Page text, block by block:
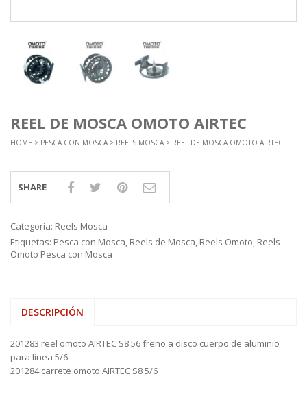
REEL DE MOSCA OMOTO AIRTEC
HOME > PESCA CON MOSCA > REELS MOSCA > REEL DE MOSCA OMOTO AIRTEC
SHARE
Categoría: Reels Mosca
Etiquetas: Pesca con Mosca, Reels de Mosca, Reels Omoto, Reels
Omoto Pesca con Mosca
DESCRIPCIÓN
201283 reel omoto AIRTEC S8 56 freno a disco cuerpo de aluminio
para linea 5/6
201284 carrete omoto AIRTEC S8 5/6